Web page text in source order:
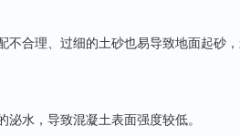
不合理、过细的土砂也易导致地面起砂
水，导致混凝土表面强度较低。